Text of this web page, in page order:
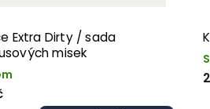
Extra Dirty / sada
misek